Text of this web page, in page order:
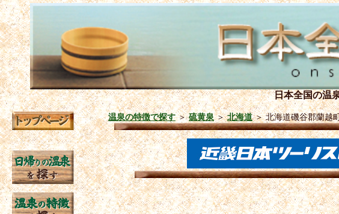
日本全国の温
温泉の特徴で探す＞硫黄泉＞北海道＞北海道磯谷郡蘭越